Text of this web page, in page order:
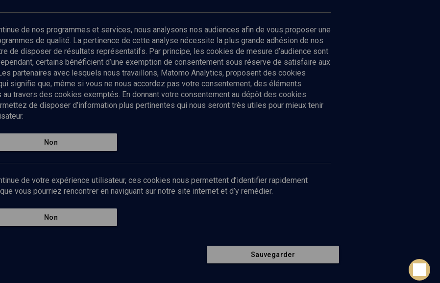
vous à notre newsletter
Envoyer
Politique de protection des données
personnelles
Mentions légales
Contact
Retour en haut de page
de nos programmes et services, nous analysons nos audiences afin de vous proposer une
de qualité. La pertinence de cette analyse nécessite la plus grande adhésion de nos
de disposer de résultats représentatifs. Par principe, les cookies de mesure d’audience sont
certains bénéficient d’une exemption de consentement sous réserve de satisfaire aux
partenaires avec lesquels nous travaillons, Matomo Analytics, proposent des cookies
signifie que, même si vous ne nous accordez pas votre consentement, des éléments
travers des cookies exemptés. En donnant votre consentement au dépôt des cookies
de disposer d’information plus pertinentes qui nous seront très utiles pour mieux tenir
Non
de votre expérience utilisateur, ces cookies nous permettent d’identifier rapidement
vous pourriez rencontrer en naviguant sur notre site internet et d’y remédier.
Non
Sauvegarder